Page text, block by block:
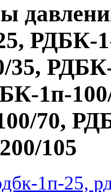
РДБК-
35,
1п-
70,
105